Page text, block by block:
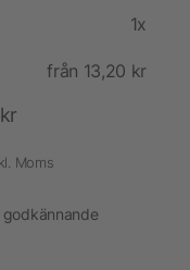
1x
från 13,20 kr
Moms